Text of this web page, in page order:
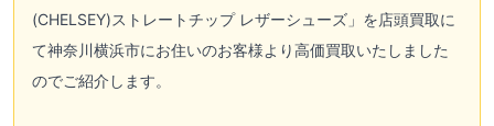
(CHELSEY)ストレートチップ レザーシューズ」を店頭買取に
て神奈川横浜市にお住いのお客様より高価買取いたしました
のでご紹介します。